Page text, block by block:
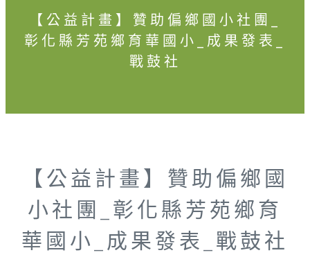
【公益計畫】贊助偏鄉國小社團_
彰化縣芳苑鄉育華國小_成果發表_
戰鼓社
【公益計畫】贊助偏鄉國
小社團_彰化縣芳苑鄉育
華國小_成果發表_戰鼓社